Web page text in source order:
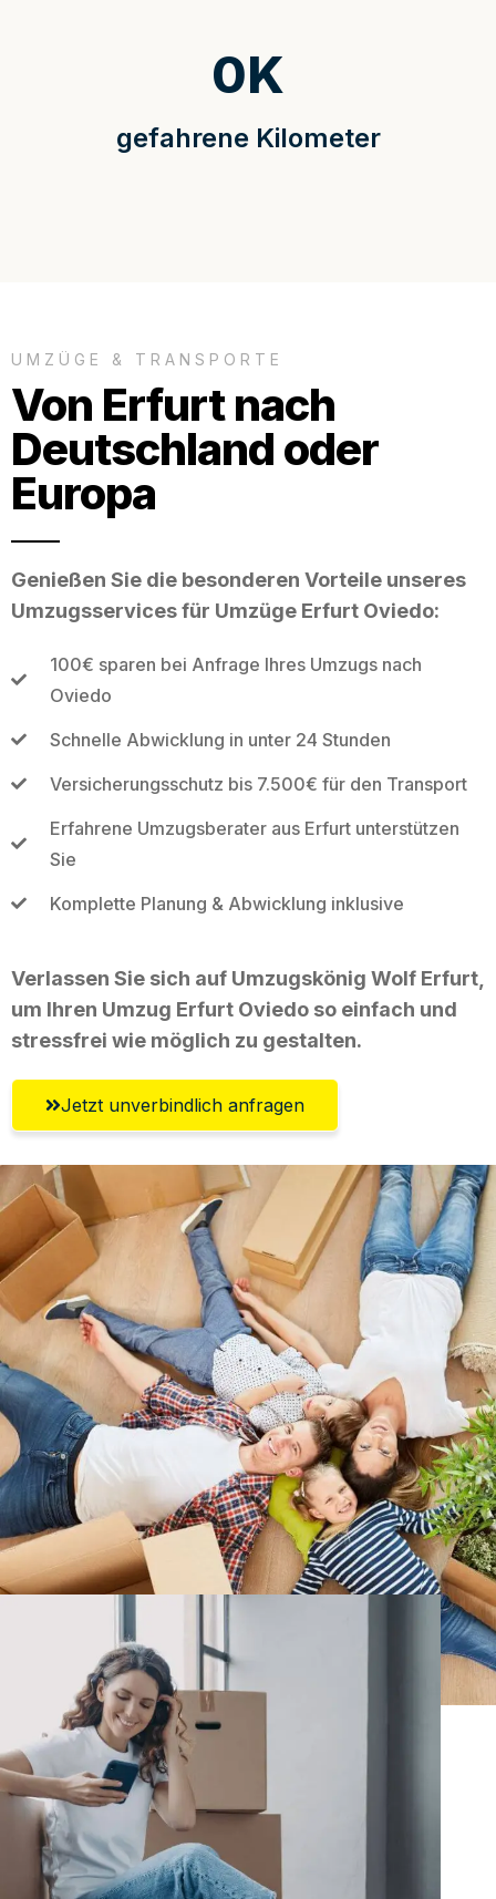
gefahrene Kilometer
0K
UMZÜGE & TRANSPORTE
Von Erfurt nach
Deutschland oder
Europa
Genießen Sie die besonderen Vorteile unseres
Umzugsservices für Umzüge Erfurt Oviedo:
100€ sparen bei Anfrage Ihres Umzugs nach
Oviedo
Schnelle Abwicklung in unter 24 Stunden
Versicherungsschutz bis 7.500€ für den Transport
Erfahrene Umzugsberater aus Erfurt unterstützen
Sie
Komplette Planung & Abwicklung inklusive
Verlassen Sie sich auf Umzugskönig Wolf Erfurt,
um Ihren Umzug Erfurt Oviedo so einfach und
stressfrei wie möglich zu gestalten.
Jetzt unverbindlich anfragen